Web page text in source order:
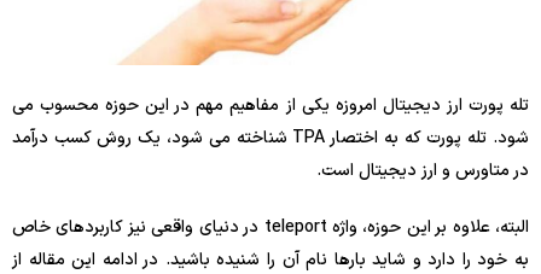
تله پورت ارز دیجیتال امروزه یکی از مفاهیم مهم در این حوزه محسوب می
شود. تله پورت که به اختصار TPA شناخته می شود، یک روش کسب درآمد
در متاورس و ارز دیجیتال است.
البته، علاوه بر این حوزه، واژه teleport در دنیای واقعی نیز کاربردهای خاص
به خود را دارد و شاید بارها نام آن را شنیده باشید. در ادامه این مقاله از